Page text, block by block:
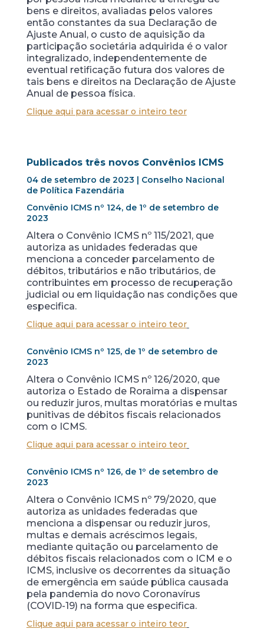
bens e direitos, avaliadas pelos valores
então constantes da sua Declaração de
Ajuste Anual, o custo de aquisição da
participação societária adquirida é o valor
integralizado, independentemente de
eventual retificação futura dos valores de
tais bens e direitos na Declaração de Ajuste
Anual de pessoa física.
Clique aqui para acessar o inteiro teor
Publicados três novos Convênios ICMS
04 de setembro de 2023 | Conselho Nacional
de Política Fazendária
Convênio ICMS nº 124, de 1º de setembro de
2023
Altera o Convênio ICMS nº 115/2021, que
autoriza as unidades federadas que
menciona a conceder parcelamento de
débitos, tributários e não tributários, de
contribuintes em processo de recuperação
judicial ou em liquidação nas condições que
especifica.
Clique aqui para acessar o inteiro teor
Convênio ICMS nº 125, de 1º de setembro de
2023
Altera o Convênio ICMS nº 126/2020, que
autoriza o Estado de Roraima a dispensar
ou reduzir juros, multas moratórias e multas
punitivas de débitos fiscais relacionados
com o ICMS.
Clique aqui para acessar o inteiro teor
Convênio ICMS nº 126, de 1º de setembro de
2023
Altera o Convênio ICMS nº 79/2020, que
autoriza as unidades federadas que
menciona a dispensar ou reduzir juros,
multas e demais acréscimos legais,
mediante quitação ou parcelamento de
débitos fiscais relacionados com o ICM e o
ICMS, inclusive os decorrentes da situação
de emergência em saúde pública causada
pela pandemia do novo Coronavírus
(COVID-19) na forma que especifica.
Clique aqui para acessar o inteiro teor